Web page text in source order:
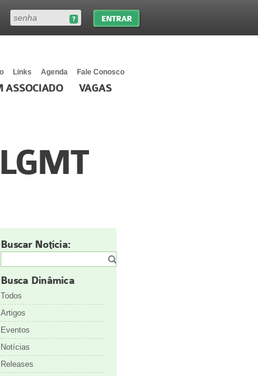
Links Agenda Fale Conosco
ASSOCIADO VAGAS
Buscar Notícia:
Busca Dinâmica
Todos
Artigos
Eventos
Notícias
Releases